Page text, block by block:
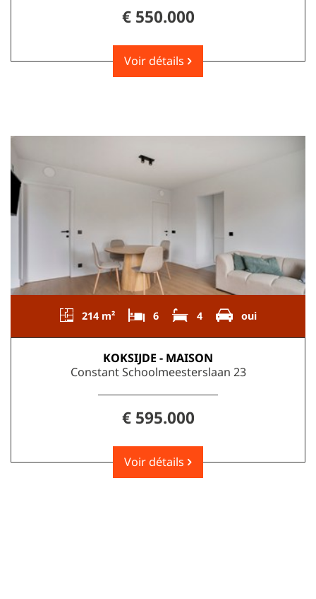
€ 550.000
Voir détails
214 m² 6 4 oui
KOKSIJDE - MAISON
Constant Schoolmeesterslaan 23
€ 595.000
Voir détails